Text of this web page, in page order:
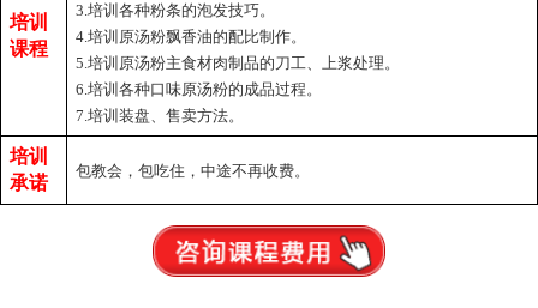
培训
课程
3.培训各种粉条的泡发技巧。
4.培训原汤粉飘香油的配比制作。
5.培训原汤粉主食材肉制品的刀工、上浆处理。
6.培训各种口味原汤粉的成品过程。
7.培训装盘、售卖方法。
培训
承诺
包教会，包吃住，中途不再收费。